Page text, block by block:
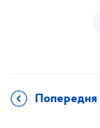
Попередня